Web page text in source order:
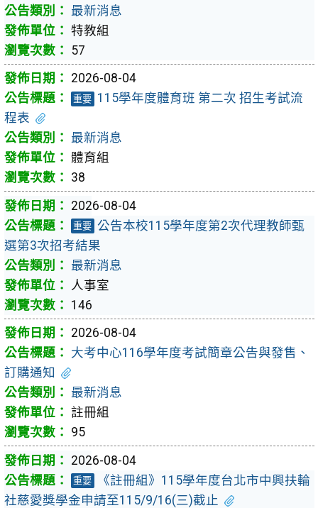
最新消息
特教組
57
2026-08-04
重要 115學年度體育班 第二次 招生考試流
程表
最新消息
體育組
38
2026-08-04
重要 公告本校115學年度第2次代理教師甄
選第3次招考結果
最新消息
人事室
146
2026-08-04
大考中心116學年度考試簡章公告與發售、
訂購通知
最新消息
註冊組
95
2026-08-04
重要
《註冊組》115學年度台北市中興扶輪
社慈愛獎學金申請至115/9/16(三)截止